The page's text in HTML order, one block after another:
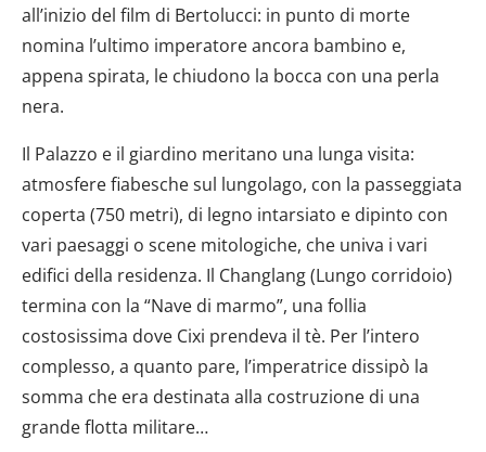
all’inizio del film di Bertolucci: in punto di morte
nomina l’ultimo imperatore ancora bambino e,
appena spirata, le chiudono la bocca con una perla
nera.
Il Palazzo e il giardino meritano una lunga visita:
atmosfere fiabesche sul lungolago, con la passeggiata
coperta (750 metri), di legno intarsiato e dipinto con
vari paesaggi o scene mitologiche, che univa i vari
edifici della residenza. Il Changlang (Lungo corridoio)
termina con la “Nave di marmo”, una follia
costosissima dove Cixi prendeva il tè. Per l’intero
complesso, a quanto pare, l’imperatrice dissipò la
somma che era destinata alla costruzione di una
grande flotta militare…